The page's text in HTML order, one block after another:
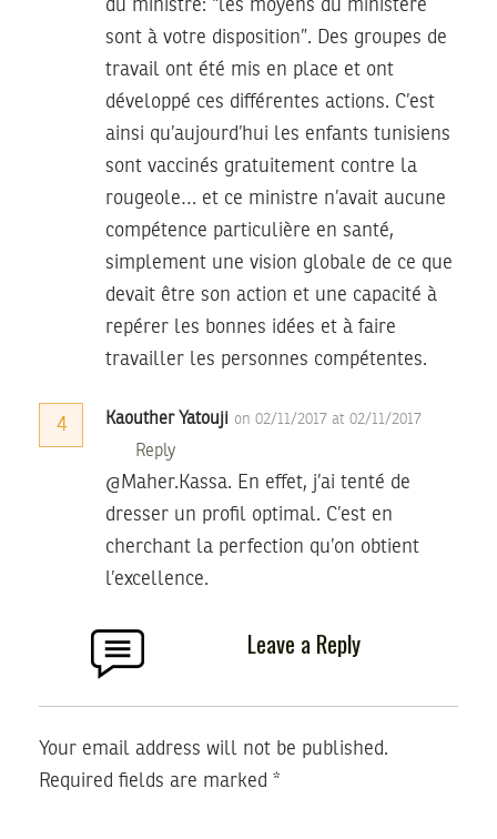
du ministre: “les moyens du ministère
sont à votre disposition”. Des groupes de
travail ont été mis en place et ont
développé ces différentes actions. C’est
ainsi qu’aujourd’hui les enfants tunisiens
sont vaccinés gratuitement contre la
rougeole… et ce ministre n’avait aucune
compétence particulière en santé,
simplement une vision globale de ce que
devait être son action et une capacité à
repérer les bonnes idées et à faire
travailler les personnes compétentes.
4 Kaouther Yatouji on 02/11/2017 at 02/11/2017
Reply
@Maher.Kassa. En effet, j’ai tenté de
dresser un profil optimal. C’est en
cherchant la perfection qu’on obtient
l’excellence.
Leave a Reply
Your email address will not be published.
Required fields are marked *